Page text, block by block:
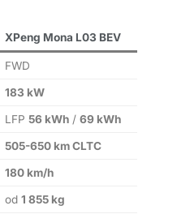
XPeng Mona L03 BEV
FWD
183 kW
LFP 56 kWh / 69 kWh
505-650 km CLTC
180 km/h
od 1 855 kg